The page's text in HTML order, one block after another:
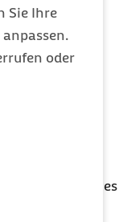
Sie Ihre
oder
ein
Kriterien
Ausüben eines